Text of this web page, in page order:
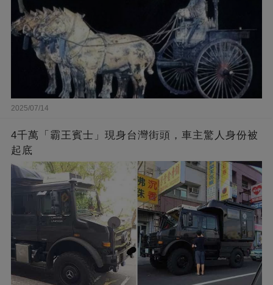
2025/07/14
4千萬「霸王賓士」現身台灣街頭，車主驚人身份被
起底